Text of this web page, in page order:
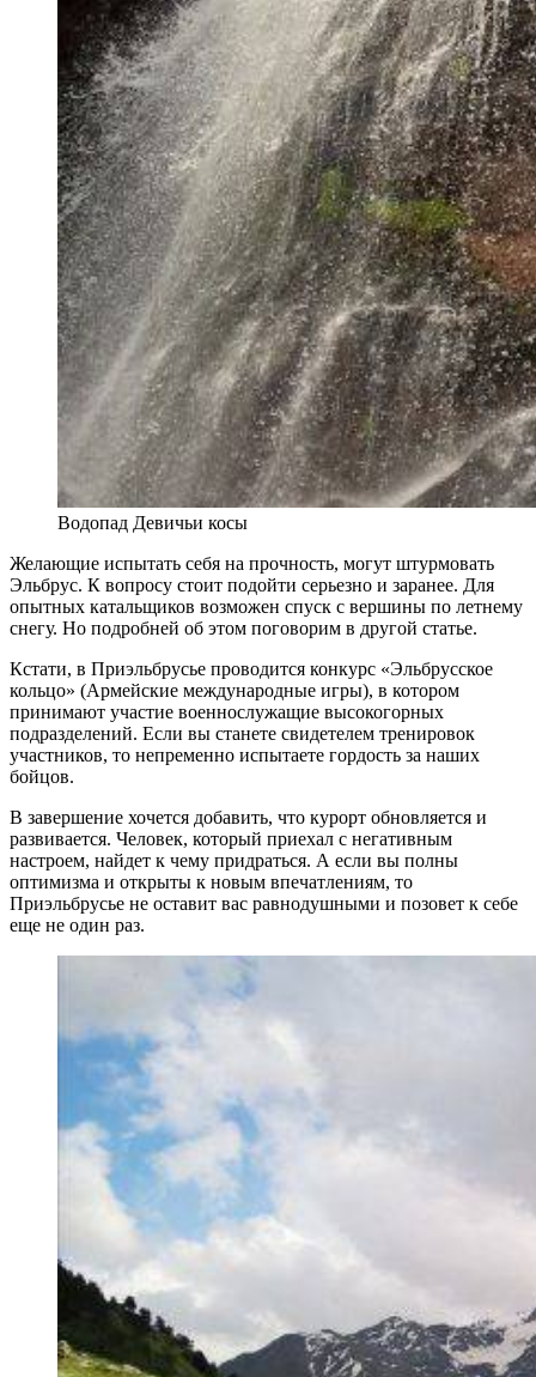
Водопад Девичьи косы
Желающие испытать себя на прочность, могут штурмовать
Эльбрус. К вопросу стоит подойти серьезно и заранее. Для
опытных катальщиков возможен спуск с вершины по летнему
снегу. Но подробней об этом поговорим в другой статье.
Кстати, в Приэльбрусье проводится конкурс «Эльбрусское
кольцо» (Армейские международные игры), в котором
принимают участие военнослужащие высокогорных
подразделений. Если вы станете свидетелем тренировок
участников, то непременно испытаете гордость за наших
бойцов.
В завершение хочется добавить, что курорт обновляется и
развивается. Человек, который приехал с негативным
настроем, найдет к чему придраться. А если вы полны
оптимизма и открыты к новым впечатлениям, то
Приэльбрусье не оставит вас равнодушными и позовет к себе
еще не один раз.